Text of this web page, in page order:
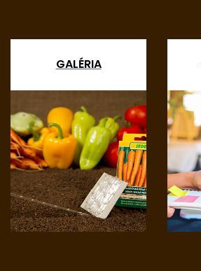
GALÉRIA